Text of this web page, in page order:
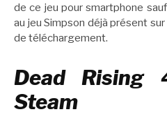
de ce jeu pour smartphone sauf
au jeu Simpson déjà présent
de téléchargement.
Dead Rising
Steam